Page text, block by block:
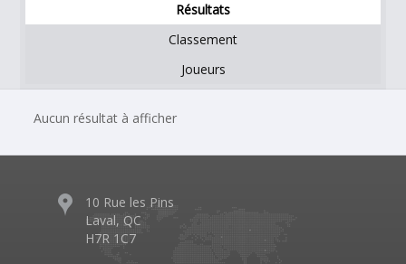
Résultats
Classement
Joueurs
Aucun résultat à afficher
10 Rue les Pins
Laval, QC
H7R 1C7